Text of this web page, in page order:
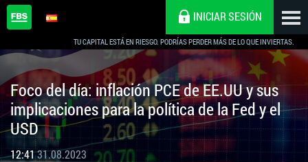
TU CAPITAL ESTÁ EN RIESGO. PODRÍAS PERDER MÁS DE LO QUE INVIERTAS.
INICIAR SESIÓN
Foco del día: inflación PCE de EE.UU y sus
implicaciones para la política de la Fed y el
USD
12:4131.08.2023